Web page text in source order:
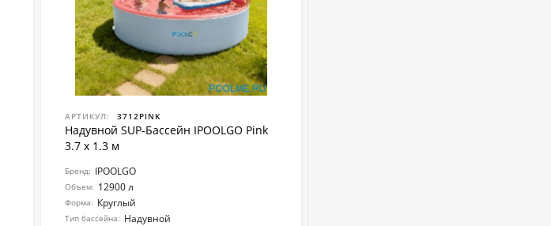
АРТИКУЛ: 3712PINK
Надувной SUP-Бассейн IPOOLGO Pink
3.7 x 1.3 м
Бренд: IPOOLGO
Объем: 12900 л
Форма: Круглый
Тип бассейна: Надувной